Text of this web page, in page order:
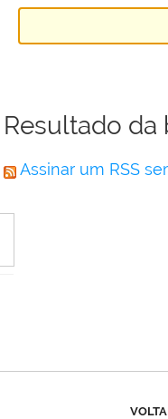
Resultado da
Assinar um RSS